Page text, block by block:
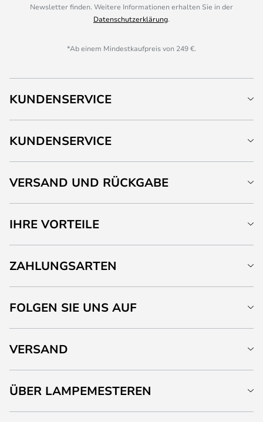
Newsletter finden. Weitere Informationen erhalten Sie in der
Datenschutzerklärung.
*Ab einem Mindestkaufpreis von 249 €.
KUNDENSERVICE
KUNDENSERVICE
VERSAND UND RÜCKGABE
IHRE VORTEILE
ZAHLUNGSARTEN
FOLGEN SIE UNS AUF
VERSAND
ÜBER LAMPEMESTEREN